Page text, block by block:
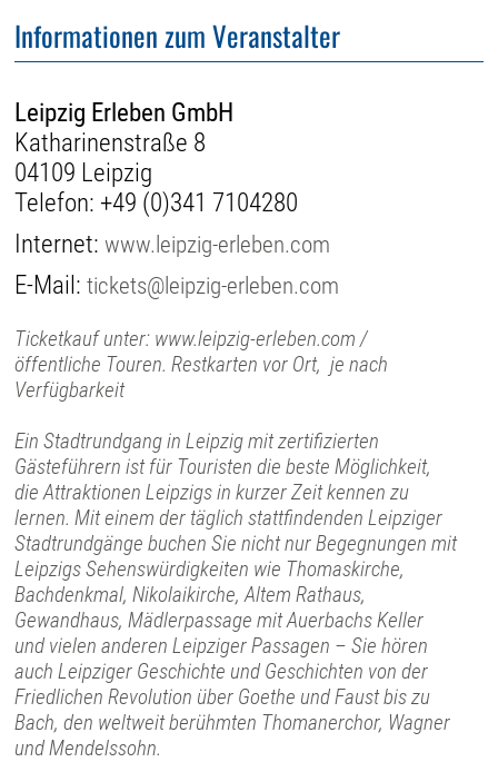
Informationen zum Veranstalter
Leipzig Erleben GmbH
Katharinenstraße 8
04109 Leipzig
Telefon: +49 (0)341 7104280
Internet:www.leipzig-erleben.com
E-Mail:tickets@leipzig-erleben.com
Ticketkauf unter: www.leipzig-erleben.com /
öffentliche Touren. Restkarten vor Ort, je nach
Verfügbarkeit
Ein Stadtrundgang in Leipzig mit zertifizierten
Gästeführern ist für Touristen die beste Möglichkeit,
die Attraktionen Leipzigs in kurzer Zeit kennen zu
lernen. Mit einem der täglich stattfindenden Leipziger
Stadtrundgänge buchen Sie nicht nur Begegnungen mit
Leipzigs Sehenswürdigkeiten wie Thomaskirche,
Bachdenkmal, Nikolaikirche, Altem Rathaus,
Gewandhaus, Mädlerpassage mit Auerbachs Keller
und vielen anderen Leipziger Passagen – Sie hören
auch Leipziger Geschichte und Geschichten von der
Friedlichen Revolution über Goethe und Faust bis zu
Bach, den weltweit berühmten Thomanerchor, Wagner
und Mendelssohn.